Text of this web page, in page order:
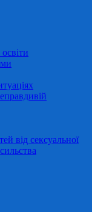
від сексуальної